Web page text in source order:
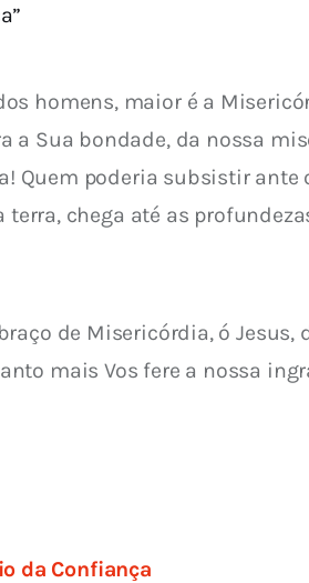
homens, maior é a
a Sua bondade, da nossa
Quem poderia subsistir ante
terra, chega até as
de Misericórdia, ó Jesus,
mais Vos fere a nossa
da Confiança